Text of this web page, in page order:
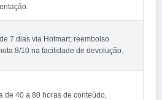
7 dias via Hotmart; reembolso
8/10 na facilidade de devolução.
de 40 a 80 horas de conteúdo,